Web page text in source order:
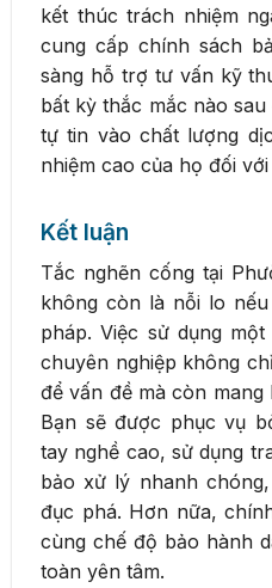
kết thúc trách nhiệm
cung cấp chính sách
sàng hỗ trợ tư vấn kỹ
bất kỳ thắc mắc nào
tự tin vào chất lượng
nhiệm cao của họ đối
Kết luận
Tắc nghẽn cống tại
không còn là nỗi lo
pháp. Việc sử dụng
chuyên nghiệp không
để vấn đề mà còn
Bạn sẽ được phục vụ
tay nghề cao, sử dụng
bảo xử lý nhanh
đục phá. Hơn nữa,
cùng chế độ bảo hành
toàn yên tâm.